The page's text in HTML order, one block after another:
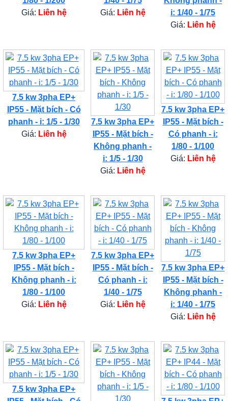
Giá: Liên hệ
Giá: Liên hệ
i: 1/40 - 1/75
Giá: Liên hệ
7.5 kw 3pha EP+
IP55 - Mặt bích - Có
phanh - i: 1/5 - 1/30
Giá: Liên hệ
7.5 kw 3pha EP+
IP55 - Mặt bích -
Không phanh -
i: 1/5 - 1/30
Giá: Liên hệ
7.5 kw 3pha EP+
IP55 - Mặt bích -
Có phanh - i:
1/80 - 1/100
Giá: Liên hệ
7.5 kw 3pha EP+
IP55 - Mặt bích -
Không phanh - i:
1/80 - 1/100
Giá: Liên hệ
7.5 kw 3pha EP+
IP55 - Mặt bích -
Có phanh - i:
1/40 - 1/75
Giá: Liên hệ
7.5 kw 3pha EP+
IP55 - Mặt bích -
Không phanh -
i: 1/40 - 1/75
Giá: Liên hệ
7.5 kw 3pha EP+